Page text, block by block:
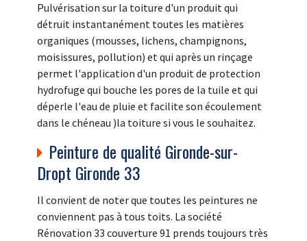
Pulvérisation sur la toiture d'un produit qui
détruit instantanément toutes les matières
organiques (mousses, lichens, champignons,
moisissures, pollution) et qui après un rinçage
permet l'application d'un produit de protection
hydrofuge qui bouche les pores de la tuile et qui
déperle l'eau de pluie et facilite son écoulement
dans le chéneau )la toiture si vous le souhaitez.
Peinture de qualité Gironde-sur-
Dropt Gironde 33
Il convient de noter que toutes les peintures ne
conviennent pas à tous toits. La société
Rénovation 33 couverture 91 prends toujours très